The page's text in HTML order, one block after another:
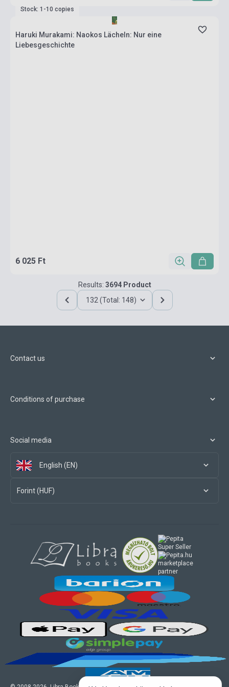
Stock: 1-10 copies
Haruki Murakami: Naokos Lächeln: Nur eine
Liebesgeschichte
6 025 Ft
Results: 3694 Product
132 (Total: 148)
Contact us
Conditions of purchase
Social media
English (EN)
Forint (HUF)
marketplace
partner